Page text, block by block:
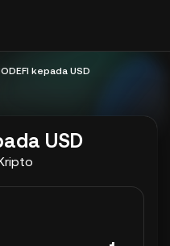
kepada USD
USD